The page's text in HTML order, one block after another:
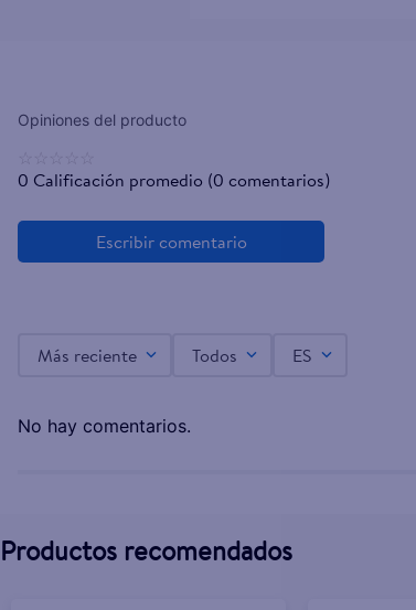
0 Calificación promedio (0 comentarios)
Más reciente Todos ES
No hay comentarios.
Productos recomendados